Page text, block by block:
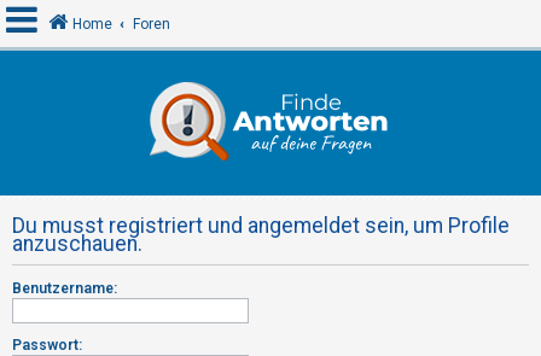
e
l
d
e
n
Home Foren
Du musst registriert und angemeldet sein, um Profile
anzuschauen.
Benutzername:
Passwort: